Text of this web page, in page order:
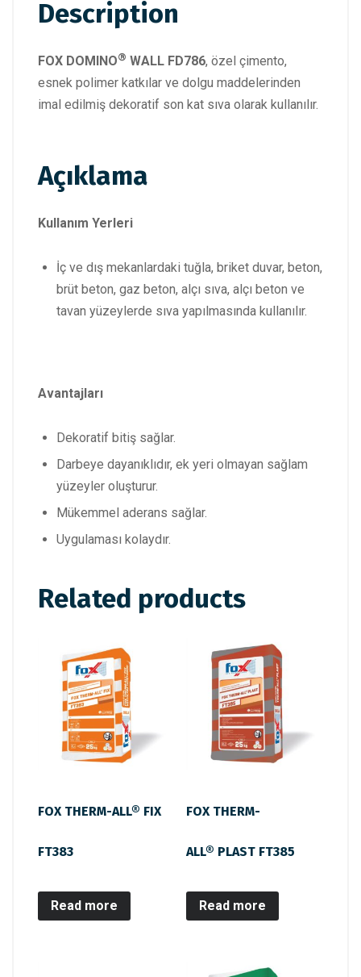
Description
FOX DOMINO® WALL FD786, özel çimento,
esnek polimer katkılar ve dolgu maddelerinden
imal edilmiş dekoratif son kat sıva olarak kullanılır.
Açıklama
Kullanım Yerleri
İç ve dış mekanlardaki tuğla, briket duvar, beton,
brüt beton, gaz beton, alçı sıva, alçı beton ve
tavan yüzeylerde sıva yapılmasında kullanılır.
Avantajları
Dekoratif bitiş sağlar.
Darbeye dayanıklıdır, ek yeri olmayan sağlam
yüzeyler oluşturur.
Mükemmel aderans sağlar.
Uygulaması kolaydır.
Related products
FOX THERM-ALL® FIX
FT383
Read more
FOX THERM-
ALL® PLAST FT385
Read more